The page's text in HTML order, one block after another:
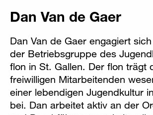
Dan Van de Gaer
Dan Van de Gaer engagiert
der Betriebsgruppe des
flon in St. Gallen. Der flon trägt
freiwilligen Mitarbeitenden
einer lebendigen Jugendkultur
bei. Dan arbeitet aktiv an der